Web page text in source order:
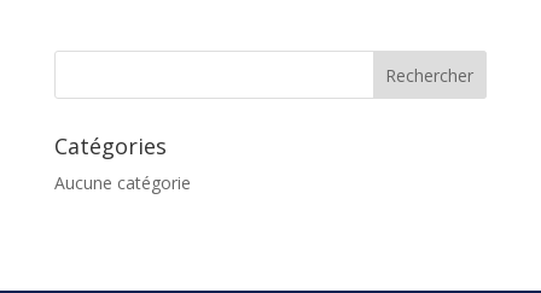
était :
est :
Catégories
Aucune catégorie